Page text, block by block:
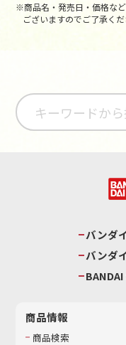
※商品名・発売日・価格な
ございますのでご了承くだ
バンダ
バンダ
商品情報
商品検索